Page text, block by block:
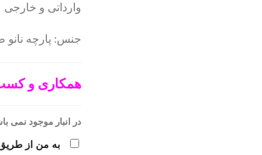
وارداتی و خارجی
جنس: پارچه
همکاری و
در انبار موجود نمی
به من از طریق